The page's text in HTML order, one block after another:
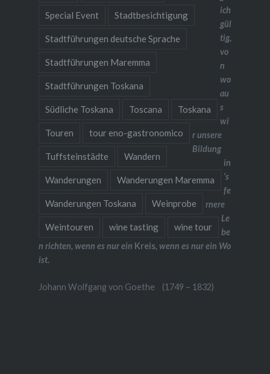
Special Event Stadtbesichtigung
Stadtführungen deutsche Sprache
Stadtführungen Maremma
Stadtführungen Toskana
Südliche Toskana Toscana Toskana
Touren tour eno-gastronomico
Tuffsteinstädte Wandern
Wanderungen Wanderungen Maremma
Wanderungen Toskana Weinprobe
Weintouren wine tasting wine tour
ich
gül
tig,
vo
n
wo
au
s
wi
r unsere
Bildung
in
’s
fe
rnere
Le
be
n richten, wenn es nur ein Kreis, wenn es nur ein Wo
ist.
Johann Wolfgang von Goethe (1749 – 1832)